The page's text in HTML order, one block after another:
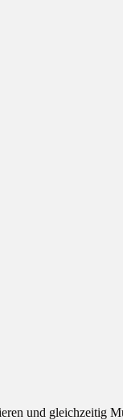
und gleichzeitig